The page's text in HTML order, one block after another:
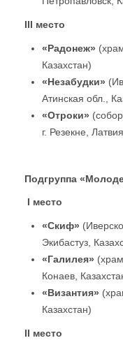
III место
«Радонеж»
Казахстан)
«Незабудки»
Атинская обл.,
«Отроки»
г. Резекне,
Подгруппа
I место
«Скиф»
Экибастуз,
«Галилея»
Конаев,
«Византия»
Казахстан)
II место